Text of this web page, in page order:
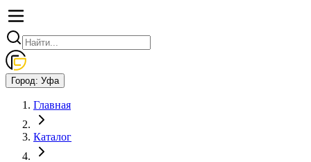
Город: Уфа
Главная
Каталог